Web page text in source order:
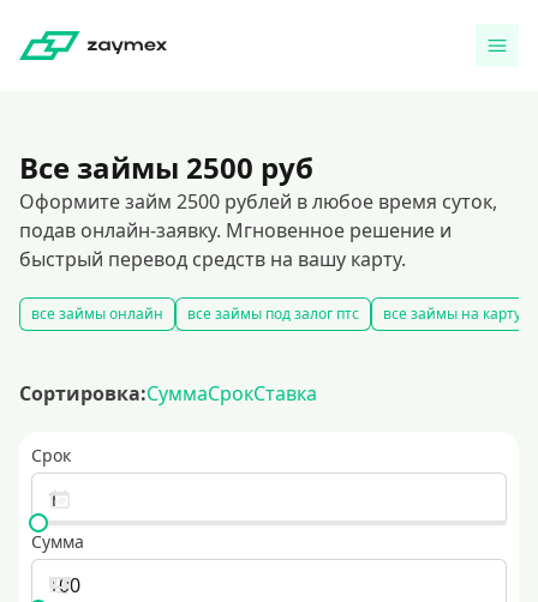
Все займы 2500 руб
Оформите займ 2500 рублей в любое время суток,
подав онлайн-заявку. Мгновенное решение и
быстрый перевод средств на вашу карту.
все займы онлайн все займы под залог птс все займы на карту
Сортировка:СуммаСрокСтавка
Срок
Сумма